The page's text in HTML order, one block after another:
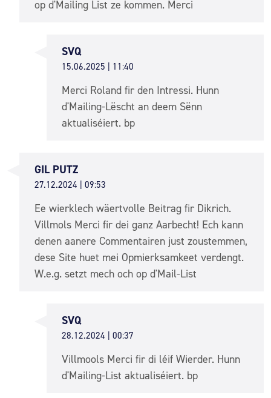
op d'Mailing List ze kommen. Merci
SVQ
15.06.2025 | 11:40
Merci Roland fir den Intressi. Hunn
d'Mailing-Lëscht an deem Sënn
aktualiséiert. bp
GIL PUTZ
27.12.2024 | 09:53
Ee wierklech wäertvolle Beitrag fir Dikrich.
Villmols Merci fir dei ganz Aarbecht! Ech kann
denen aanere Commentairen just zoustemmen,
dese Site huet mei Opmierksamkeet verdengt.
W.e.g. setzt mech och op d'Mail-List
SVQ
28.12.2024 | 00:37
Villmools Merci fir di léif Wierder. Hunn
d'Mailing-List aktualiséiert. bp